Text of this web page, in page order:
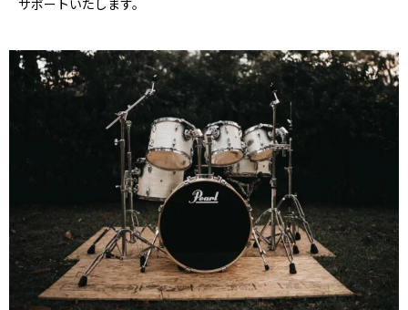
サポートいたします。